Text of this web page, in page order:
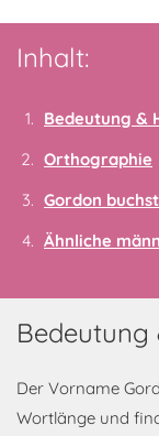
Inhalt:
Bedeutung &
Orthographie
Gordon
Ähnliche
Bedeutung
Der Vorname
Wortlänge und